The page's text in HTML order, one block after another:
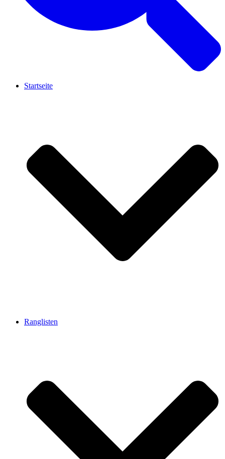
Startseite
Ranglisten